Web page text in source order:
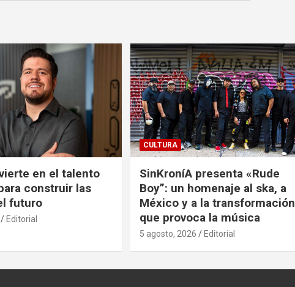
en el talento
construir las
futuro
Editorial
CULTURA
SinKroníA presenta «Rude
Boy”: un homenaje al ska, a
México y a la transformación
que provoca la música
5 agosto, 2026 Editorial